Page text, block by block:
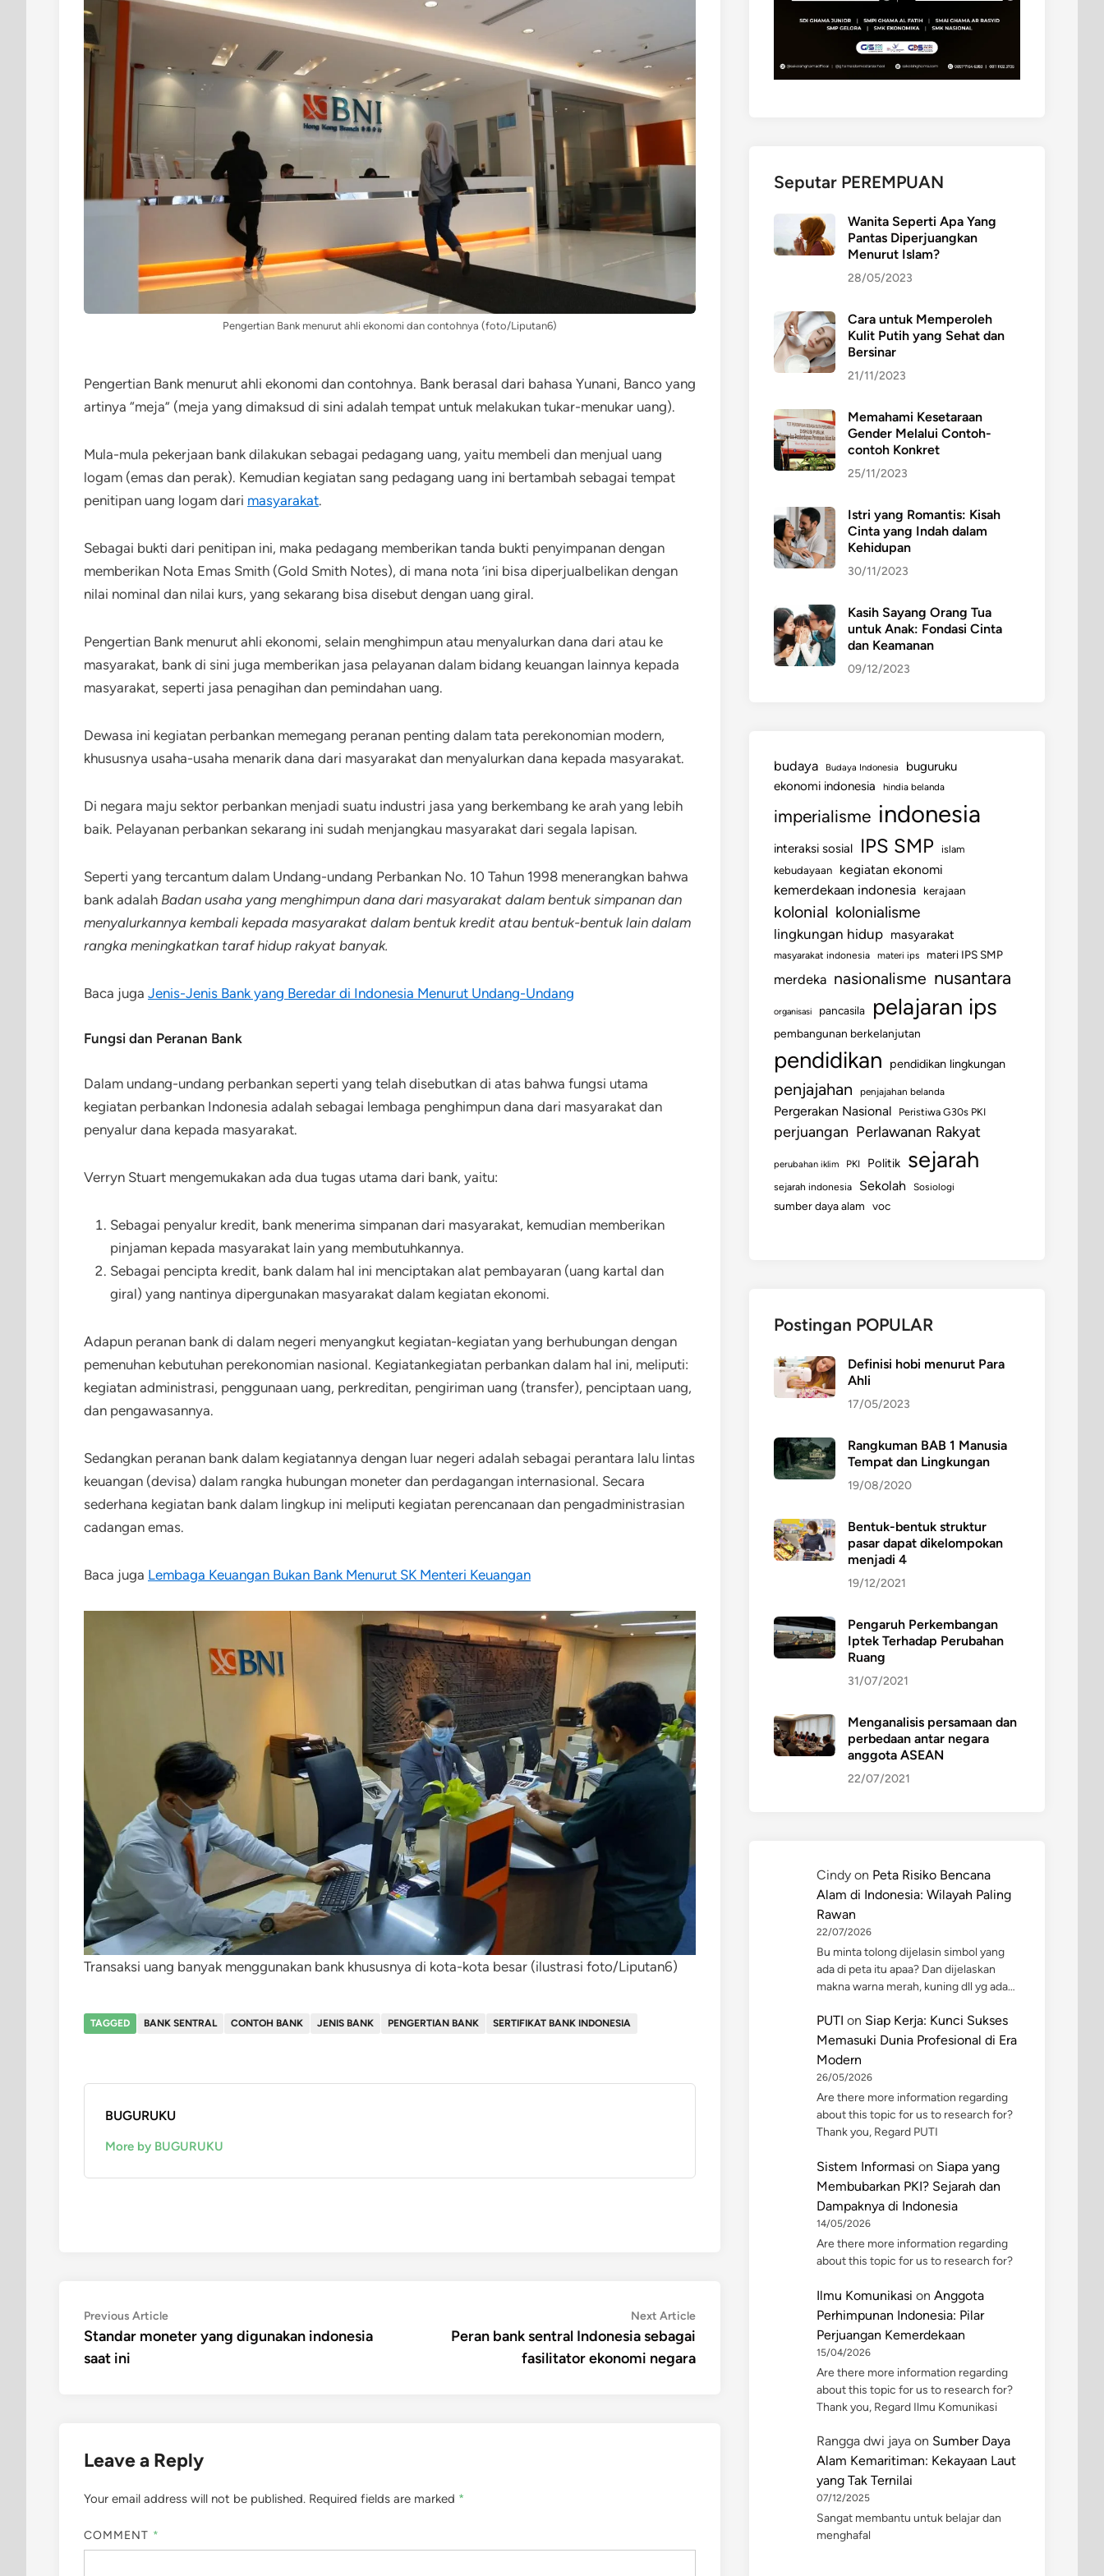
Pengertian Bank menurut ahli ekonomi dan contohnya (foto/Liputan6)
Pengertian Bank menurut ahli ekonomi dan contohnya. Bank berasal dari bahasa Yunani, Banco yang
artinya “meja” (meja yang dimaksud di sini adalah tempat untuk melakukan tukar-menukar uang).
Mula-mula pekerjaan bank dilakukan sebagai pedagang uang, yaitu membeli dan menjual uang
logam (emas dan perak). Kemudian kegiatan sang pedagang uang ini bertambah sebagai tempat
penitipan uang logam dari masyarakat.
Sebagai bukti dari penitipan ini, maka pedagang memberikan tanda bukti penyimpanan dengan
memberikan Nota Emas Smith (Gold Smith Notes), di mana nota ‘ini bisa diperjualbelikan dengan
nilai nominal dan nilai kurs, yang sekarang bisa disebut dengan uang giral.
Pengertian Bank menurut ahli ekonomi, selain menghimpun atau menyalurkan dana dari atau ke
masyarakat, bank di sini juga memberikan jasa pelayanan dalam bidang keuangan lainnya kepada
masyarakat, seperti jasa penagihan dan pemindahan uang.
Dewasa ini kegiatan perbankan memegang peranan penting dalam tata perekonomian modern,
khususnya usaha-usaha menarik dana dari masyarakat dan menyalurkan dana kepada masyarakat.
Di negara maju sektor perbankan menjadi suatu industri jasa yang berkembang ke arah yang lebih
baik. Pelayanan perbankan sekarang ini sudah menjangkau masyarakat dari segala lapisan.
Seperti yang tercantum dalam Undang-undang Perbankan No. 10 Tahun 1998 menerangkan bahwa
bank adalah Badan usaha yang menghimpun dana dari masyarakat dalam bentuk simpanan dan
menyalurkannya kembali kepada masyarakat dalam bentuk kredit atau bentuk-bentuk lain dalam
rangka meningkatkan taraf hidup rakyat banyak.
Baca juga Jenis-Jenis Bank yang Beredar di Indonesia Menurut Undang-Undang
Fungsi dan Peranan Bank
Dalam undang-undang perbankan seperti yang telah disebutkan di atas bahwa fungsi utama
kegiatan perbankan Indonesia adalah sebagai lembaga penghimpun dana dari masyarakat dan
penyalur dana kepada masyarakat.
Verryn Stuart mengemukakan ada dua tugas utama dari bank, yaitu:
Sebagai penyalur kredit, bank menerima simpanan dari masyarakat, kemudian memberikan
pinjaman kepada masyarakat lain yang membutuhkannya.
Sebagai pencipta kredit, bank dalam hal ini menciptakan alat pembayaran (uang kartal dan
giral) yang nantinya dipergunakan masyarakat dalam kegiatan ekonomi.
Adapun peranan bank di dalam negeri menyangkut kegiatan-kegiatan yang berhubungan dengan
pemenuhan kebutuhan perekonomian nasional. Kegiatankegiatan perbankan dalam hal ini, meliputi:
kegiatan administrasi, penggunaan uang, perkreditan, pengiriman uang (transfer), penciptaan uang,
dan pengawasannya.
Sedangkan peranan bank dalam kegiatannya dengan luar negeri adalah sebagai perantara lalu lintas
keuangan (devisa) dalam rangka hubungan moneter dan perdagangan internasional. Secara
sederhana kegiatan bank dalam lingkup ini meliputi kegiatan perencanaan dan pengadministrasian
cadangan emas.
Baca juga Lembaga Keuangan Bukan Bank Menurut SK Menteri Keuangan
Transaksi uang banyak menggunakan bank khususnya di kota-kota besar (ilustrasi foto/Liputan6)
TAGGED BANK SENTRAL CONTOH BANK JENIS BANK PENGERTIAN BANK SERTIFIKAT BANK INDONESIA
BUGURUKU
More by BUGURUKU
Post
navigation
Previous ArticlePrevious
article:
Standar moneter yang digunakan indonesia
saat ini
Next ArticleNext
Peran bank sentral Indonesia sebagai
fasilitator ekonomi negara
Leave a Reply
Your email address will not be published. Required fields are marked *
COMMENT *
Seputar PEREMPUAN
Wanita Seperti Apa Yang
Pantas Diperjuangkan
Menurut Islam?
28/05/2023
Cara untuk Memperoleh
Kulit Putih yang Sehat dan
Bersinar
21/11/2023
Memahami Kesetaraan
Gender Melalui Contoh-
contoh Konkret
25/11/2023
Istri yang Romantis: Kisah
Cinta yang Indah dalam
Kehidupan
30/11/2023
Kasih Sayang Orang Tua
untuk Anak: Fondasi Cinta
dan Keamanan
09/12/2023
budaya Budaya Indonesia
buguruku
ekonomi indonesia
hindia belanda
imperialisme indonesia
interaksi sosial IPS SMP
islam
kebudayaan
kegiatan ekonomi
kemerdekaan indonesia kerajaan
kolonial kolonialisme
lingkungan hidup masyarakat
masyarakat indonesia materi ips materi IPS SMP
merdeka nasionalisme nusantara
organisasi pancasila pelajaran ips
pembangunan berkelanjutan
pendidikan pendidikan lingkungan
penjajahan penjajahan belanda
Pergerakan Nasional Peristiwa G30s PKI
perjuangan Perlawanan Rakyat
perubahan iklim PKI Politik sejarah
sejarah indonesia Sekolah Sosiologi
sumber daya alam voc
Postingan POPULAR
Definisi hobi menurut Para
Ahli
17/05/2023
Rangkuman BAB 1 Manusia
Tempat dan Lingkungan
19/08/2020
Bentuk-bentuk struktur
pasar dapat dikelompokan
menjadi 4
19/12/2021
Pengaruh Perkembangan
Iptek Terhadap Perubahan
Ruang
31/07/2021
Menganalisis persamaan dan
perbedaan antar negara
anggota ASEAN
22/07/2021
Cindy on Peta Risiko Bencana
Alam di Indonesia: Wilayah Paling
Rawan
22/07/2026
Bu minta tolong dijelasin simbol yang
ada di peta itu apaa? Dan dijelaskan
makna warna merah, kuning dll yg ada…
PUTI on Siap Kerja: Kunci Sukses
Memasuki Dunia Profesional di Era
Modern
26/05/2026
Are there more information regarding
about this topic for us to research for?
Thank you, Regard PUTI
Sistem Informasi on Siapa yang
Membubarkan PKI? Sejarah dan
Dampaknya di Indonesia
14/05/2026
Are there more information regarding
about this topic for us to research for?
Ilmu Komunikasi on Anggota
Perhimpunan Indonesia: Pilar
Perjuangan Kemerdekaan
15/04/2026
Are there more information regarding
about this topic for us to research for?
Thank you, Regard Ilmu Komunikasi
Rangga dwi jaya on Sumber Daya
Alam Kemaritiman: Kekayaan Laut
yang Tak Ternilai
07/12/2025
Sangat membantu untuk belajar dan
menghafal